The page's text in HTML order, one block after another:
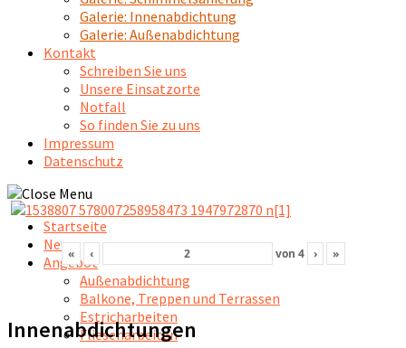
Galerie: Innenabdichtung
Galerie: Außenabdichtung
Kontakt
Schreiben Sie uns
Unsere Einsatzorte
Notfall
So finden Sie zu uns
Impressum
Datenschutz
Startseite
News
Angebot
Außenabdichtung
Balkone, Treppen und Terrassen
Estricharbeiten
Fliesenarbeiten
« ‹ von 4 › »
Innenabdichtungen